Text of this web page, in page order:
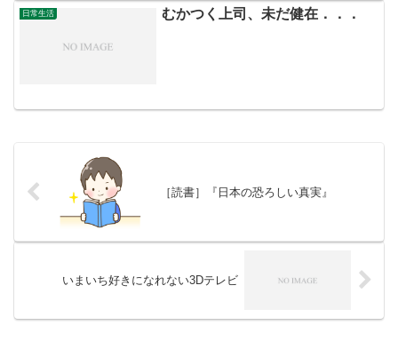
日常生活 むかつく上司、未だ健在．．．
［読書］『日本の恐ろしい真実』
いまいち好きになれない3Dテレビ